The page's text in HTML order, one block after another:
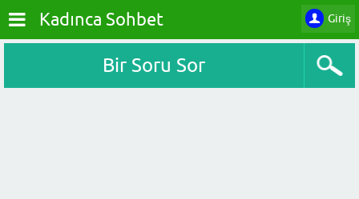
Giriş
Kadınca Sohbet
Bir Soru Sor